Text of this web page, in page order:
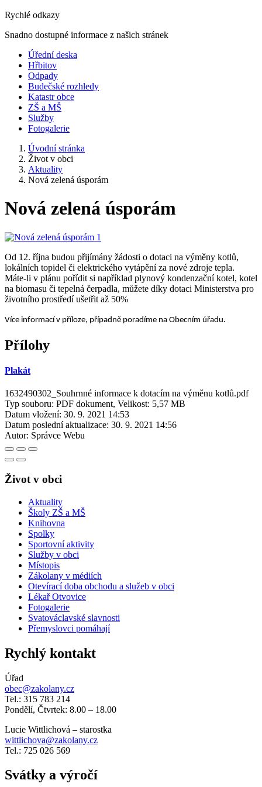
Rychlé odkazy
Snadno dostupné informace z našich stránek
Úřední deska
Hřbitov
Odpady
Budečské rozhledy
Katastr obce
ZŠ a MŠ
Služby
Fotogalerie
Úvodní stránka
Život v obci
Aktuality
Nová zelená úsporám
Nová zelená úsporám
Od 12. října budou přijímány žádosti o dotaci na výměny kotlů,
lokálních topidel či elektrického vytápění za nové zdroje tepla.
Máte-li v plánu pořídit si například plynový kondenzační kotel, kotel
na biomasu či tepelná čerpadla, můžete díky dotaci Ministerstva pro
životního prostředí ušetřit až 50%
Více informací v příloze, případně poradíme na Obecním úřadu.
Přílohy
Plakát
1632490302_Souhrnné informace k dotacím na výměnu kotlů.pdf
Typ souboru: PDF dokument, Velikost: 5,57 MB
Datum vložení: 30. 9. 2021 14:53
Datum poslední aktualizace: 30. 9. 2021 14:56
Autor: Správce Webu
Život v obci
Aktuality
Školy ZŠ a MŠ
Knihovna
Spolky
Sportovní aktivity
Služby v obci
Místopis
Zákolany v médiích
Otevírací doba obchodu a služeb v obci
Lékař Otvovice
Fotogalerie
Svatováclavské slavnosti
Přemyslovci pomáhají
Rychlý kontakt
Úřad
obec@zakolany.cz
Tel.: 315 783 214
Pondělí, Čtvrtek: 8.00 – 18.00
Lucie Wittlichová – starostka
wittlichova@zakolany.cz
Tel.: 725 026 569
Svátky a výročí